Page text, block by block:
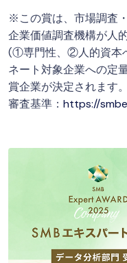
※この賞は、市場調査
企業価値調査機構が人
(①専門性、②人的資本
ネート対象企業への定
賞企業が決定されます。
審査基準： https://